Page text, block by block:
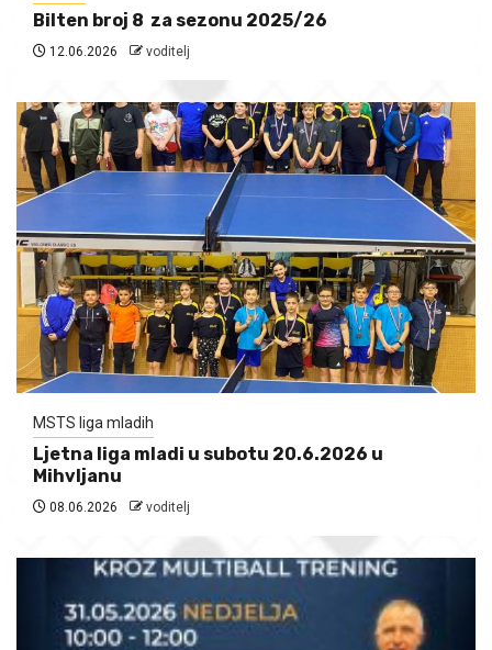
Bilten broj 8 za sezonu 2025/26
12.06.2026 voditelj
MSTS liga mladih
Ljetna liga mladi u subotu 20.6.2026 u
Mihvljanu
08.06.2026 voditelj